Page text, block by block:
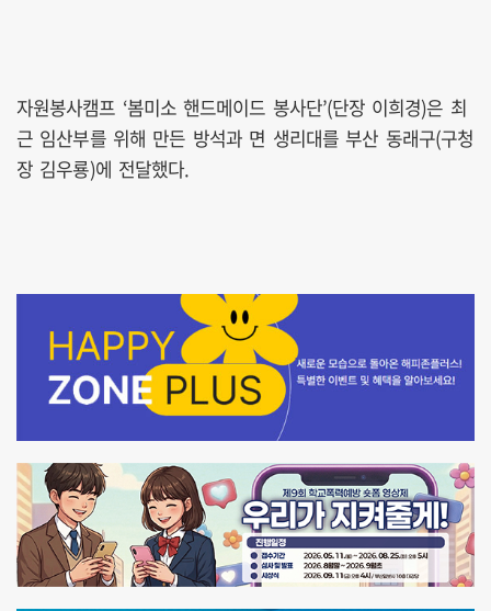
자원봉사캠프 ‘봄미소 핸드메이드 봉사단’(단장 이희경)은 최
근 임산부를 위해 만든 방석과 면 생리대를 부산 동래구(구청
장 김우룡)에 전달했다.